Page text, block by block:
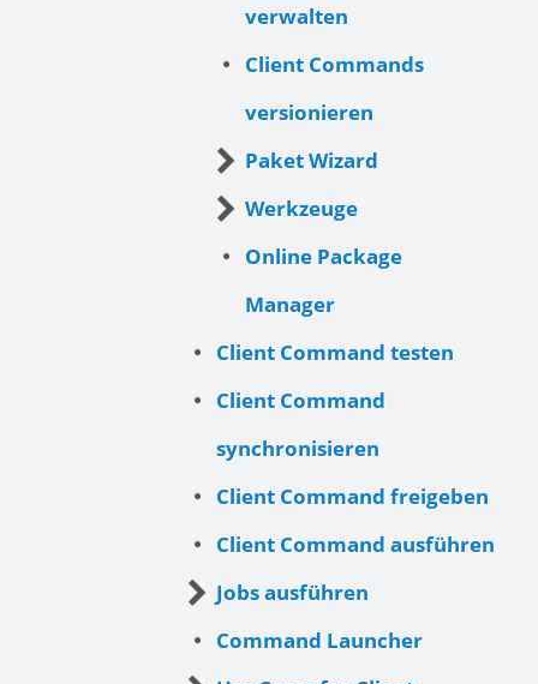
verwalten
Client Commands
versionieren
Paket Wizard
Werkzeuge
Online Package
Manager
Client Command testen
Client Command
synchronisieren
Client Command freigeben
Client Command ausführen
Jobs ausführen
Command Launcher